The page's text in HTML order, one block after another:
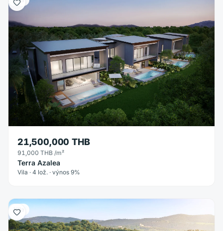
21,500,000 THB
91,000 THB /m²
Terra Azalea
Vila · 4 lož. · výnos 9%
Vila